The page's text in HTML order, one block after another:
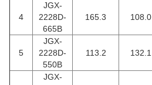
4
JGX-
2228D-
665B
165.3 108.0
5
JGX-
2228D-
550B
113.2 132.1
JGX-